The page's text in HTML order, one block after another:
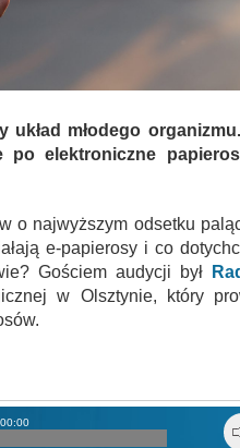
młodego
po elektroniczne
o najwyższym odsetku
e-papierosy i co
Gościem audycji był
w Olsztynie, który